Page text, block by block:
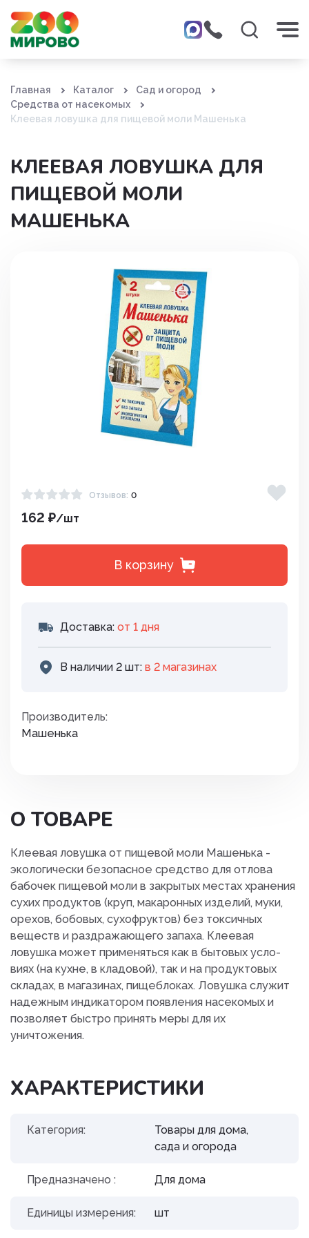
Главная Каталог
Сад и огород
Средства от насекомых
Клеевая ловушка для пищевой моли Машенька
КЛЕЕВАЯ ЛОВУШКА ДЛЯ
ПИЩЕВОЙ МОЛИ
МАШЕНЬКА
Отзывов: 0
162 ₽/шт
В корзину
Доставка: от 1 дня
В наличии 2 шт: в 2 магазинах
Производитель:
Машенька
О ТОВАРЕ
Клеевая ловушка от пищевой моли Машенька -
экологически безопасное средство для отлова
бабочек пищевой моли в закрытых местах хранения
сухих продуктов (круп, макаронных изделий, муки,
орехов, бобовых, сухофруктов) без токсичных
веществ и раздражающего запаха. Клеевая
ловушка может применяться как в бытовых усло-
виях (на кухне, в кладовой), так и на продуктовых
складах, в магазинах, пищеблоках. Ловушка служит
надежным индикатором появления насекомых и
позволяет быстро принять меры для их
уничтожения.
ХАРАКТЕРИСТИКИ
Категория:
Товары для дома,
сада и огорода
Предназначено : Для дома
Единицы измерения: шт